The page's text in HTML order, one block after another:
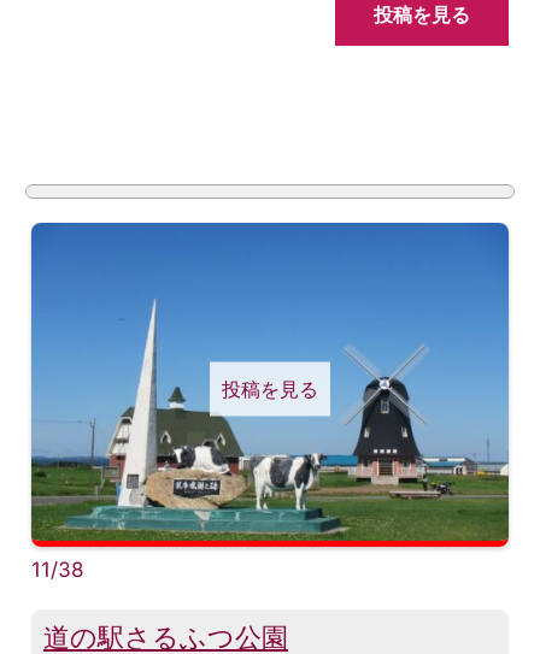
投稿を見る
投稿を見る
11/38
道の駅さるふつ公園